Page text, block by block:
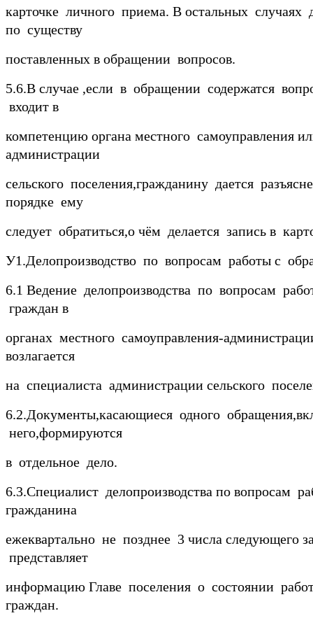
карточке личного приема. В остальных случаях
по существу
поставленных в обращении вопросов.
5.6.В случае ,если в обращении содержатся
входит в
компетенцию органа местного самоуправления
администрации
сельского поселения,гражданину дается
порядке ему
следует обратиться,о чём делается запись в
У1.Делопроизводство по вопросам работы с
6.1 Ведение делопроизводства по вопросам
граждан в
органах местного самоуправления-
возлагается
на специалиста администрации сельского
6.2.Документы,касающиеся одного
него,формируются
в отдельное дело.
6.3.Специалист делопроизводства по вопросам
гражданина
ежеквартально не позднее 3 числа следующего
представляет
информацию Главе поселения о состоянии
граждан.